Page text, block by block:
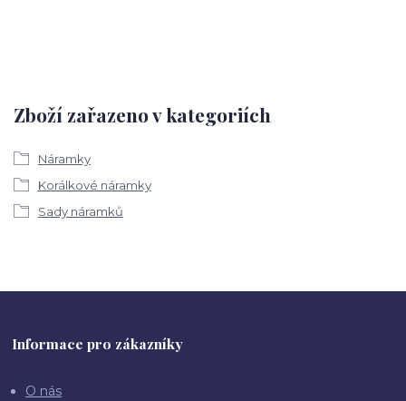
Zboží zařazeno v kategoriích
Náramky
Korálkové náramky
Sady náramků
Informace pro zákazníky
O nás